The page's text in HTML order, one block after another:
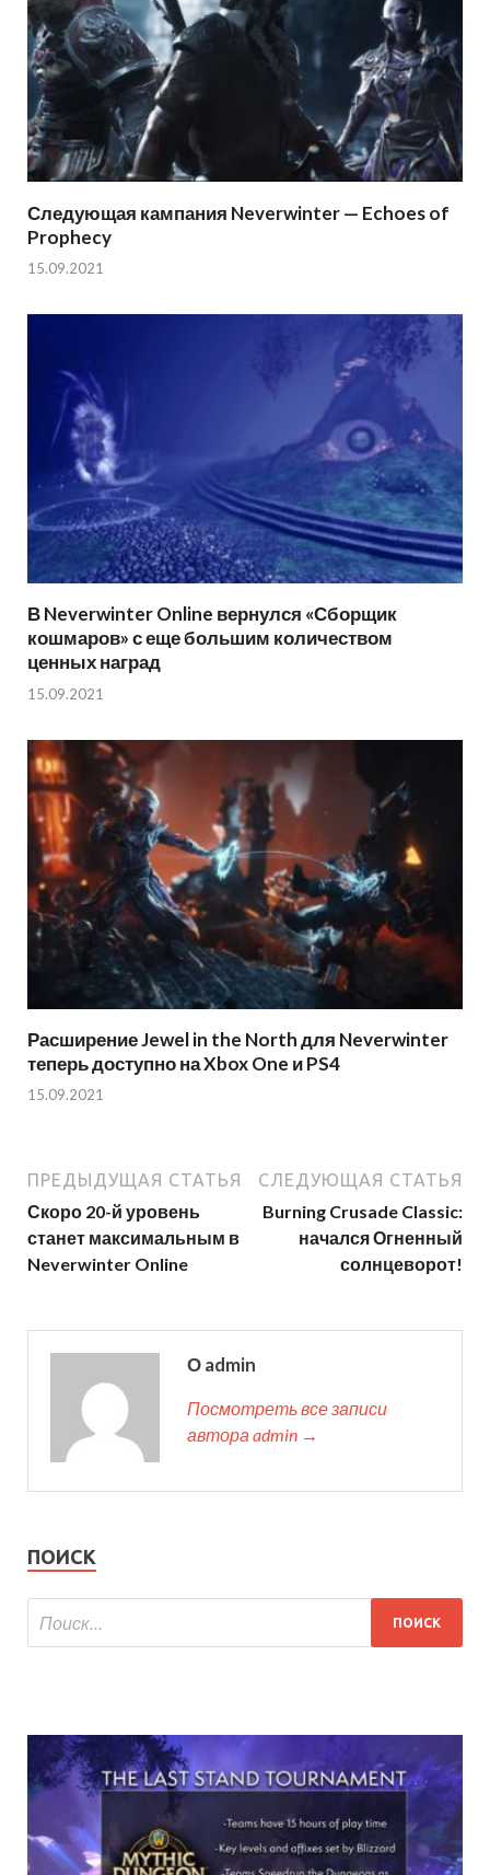
Следующая кампания Neverwinter — Echoes of
Prophecy
15.09.2021
В Neverwinter Online вернулся «Сборщик
кошмаров» с еще большим количеством
ценных наград
15.09.2021
Расширение Jewel in the North для Neverwinter
теперь доступно на Xbox One и PS4
15.09.2021
ПРЕДЫДУЩАЯ СТАТЬЯ
Скоро 20-й уровень
станет максимальным в
Neverwinter Online
СЛЕДУЮЩАЯ СТАТЬЯ
Burning Crusade Classic:
начался Огненный
солнцеворот!
О admin
Посмотреть все записи
автора admin →
ПОИСК